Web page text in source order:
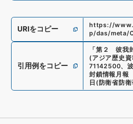
URIをコピー
https://
p/das/meta/
引用例をコピー
「第２ 彼我
(アジア歴史
71142500、
封鎖情報月報
日 (防衛省防